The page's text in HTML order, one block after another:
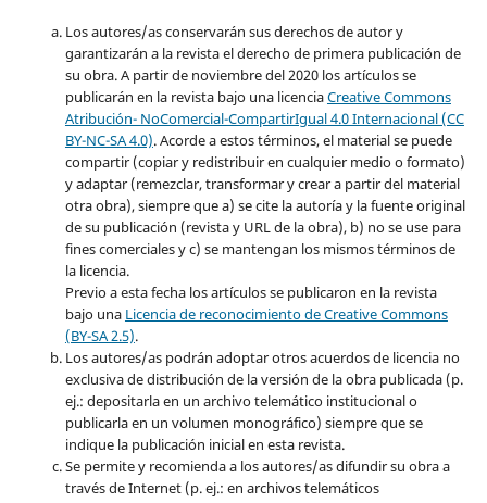
Los autores/as conservarán sus derechos de autor y
garantizarán a la revista el derecho de primera publicación de
su obra. A partir de noviembre del 2020 los artículos se
publicarán en la revista bajo una licenciaCreative Commons
Atribución- NoComercial-CompartirIgual 4.0 Internacional (CC
BY-NC-SA 4.0). Acorde a estos términos, el material se puede
compartir (copiar y redistribuir en cualquier medio o formato)
y adaptar (remezclar, transformar y crear a partir del material
otra obra), siempre que a) se cite la autoría y la fuente original
de su publicación (revista y URL de la obra), b) no se use para
fines comerciales y c) se mantengan los mismos términos de
la licencia.
Previo a esta fecha los artículos se publicaron en la revista
bajo una Licencia de reconocimiento de Creative Commons
(BY-SA 2.5).
Los autores/as podrán adoptar otros acuerdos de licencia no
exclusiva de distribución de la versión de la obra publicada (p.
ej.: depositarla en un archivo telemático institucional o
publicarla en un volumen monográfico) siempre que se
indique la publicación inicial en esta revista.
Se permite y recomienda a los autores/as difundir su obra a
través de Internet (p. ej.: en archivos telemáticos